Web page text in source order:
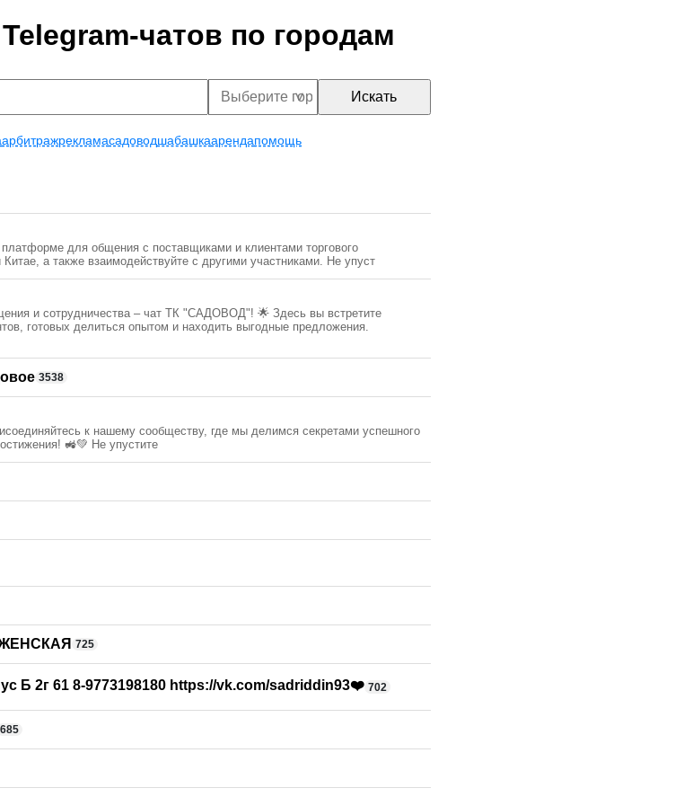
чатов по городам
Искать
арбитражрекламасадоводшабашкаарендапомощь
для общения с поставщиками и клиентами торгового
а также взаимодействуйте с другими участниками. Не упуст
и сотрудничества – чат ТК "САДОВОД"! 🌟 Здесь вы встретите
готовых делиться опытом и находить выгодные предложения.
3538
к нашему сообществу, где мы делимся секретами успешного
🚜💚 Не упустите
725
Б 2г 61 8-9773198180 https://vk.com/sadriddin93❤️ 702
685